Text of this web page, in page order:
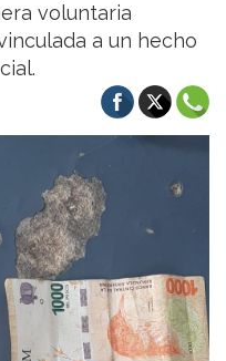
voluntaria
a un hecho